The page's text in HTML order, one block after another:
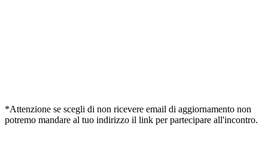
*Attenzione se scegli di non ricevere email di aggiornamento non
potremo mandare al tuo indirizzo il link per partecipare all'incontro.